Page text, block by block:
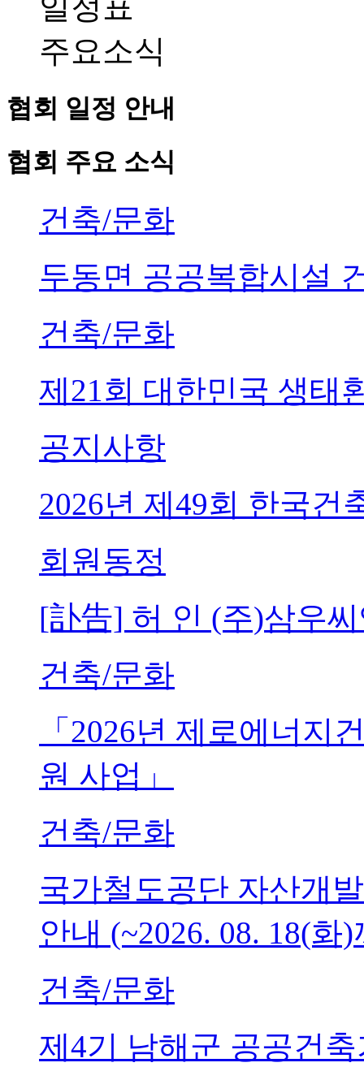
주요소식
협회 일정 안내
협회 주요 소식
건축/문화
두동면 공공복합시설
건축/문화
제21회 대한민국 생태
공지사항
2026년 제49회 한국건
회원동정
[訃告] 허 인 (주)삼우
건축/문화
「2026년 제로에너지
원 사업」
건축/문화
국가철도공단 자산개
안내 (~2026. 08. 18(화
건축/문화
제4기 남해군 공공건